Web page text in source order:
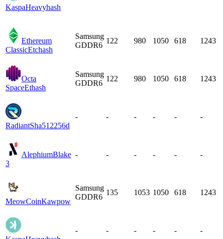
KaspaHeavyhash
Ethereum
ClassicEtchash
Samsung
GDDR6
122 980 1050 618 1243
Octa
SpaceEthash
Samsung
GDDR6
122 980 1050 618 1243
RadiantSha512256d
- - - - - -
AlephiumBlake
3
- - - - - -
MeowCoinKawpow
Samsung
GDDR6
135 1053 1050 618 1243
- - - - - -